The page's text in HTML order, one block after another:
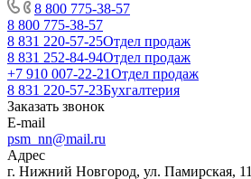
8 800 775-38-57
8 800 775-38-57
8 831 220-57-25Отдел продаж
8 831 252-84-94Отдел продаж
+7 910 007-22-21Отдел продаж
8 831 220-57-23Бухгалтерия
Заказать звонок
E-mail
psm_nn@mail.ru
Адрес
г. Нижний Новгород, ул. Памирская, 11